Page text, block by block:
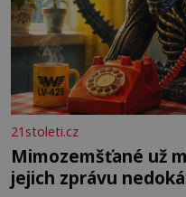
21stoleti.cz
Mimozemšťané už
jejich zprávu